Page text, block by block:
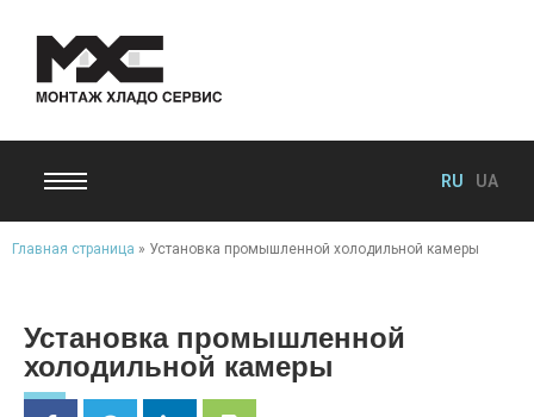
RU UA
Главная страница » Установка промышленной холодильной камеры
Установка промышленной
холодильной камеры